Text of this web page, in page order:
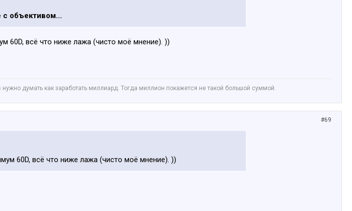
объективом...
60D, всё что ниже лажа (чисто моё мнение). ))
думать как заработать миллиард. Тогда миллион покажется не такой большой суммой.
#69
60D, всё что ниже лажа (чисто моё мнение). ))